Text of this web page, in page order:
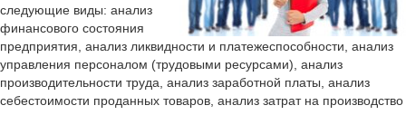
следующие виды: анализ
финансового состояния
предприятия, анализ ликвидности и платежеспособности, анализ
управления персоналом (трудовыми ресурсами), анализ
производительности труда, анализ заработной платы, анализ
себестоимости проданных товаров, анализ затрат на производство